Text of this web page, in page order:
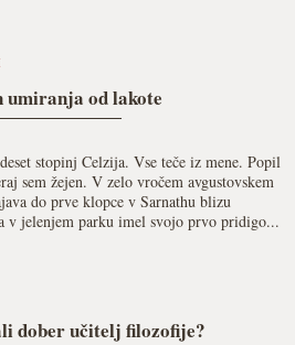
umiranja od lakote
stopinj Celzija. Vse teče iz mene. Popil
sem žejen. V zelo vročem avgustovskem
do prve klopce v Sarnathu blizu
v jelenjem parku imel svojo prvo pridigo...
dober učitelj filozofije?